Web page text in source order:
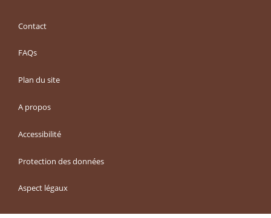
Contact
FAQs
Plan du site
A propos
Accessibilité
Protection des données
Aspect légaux